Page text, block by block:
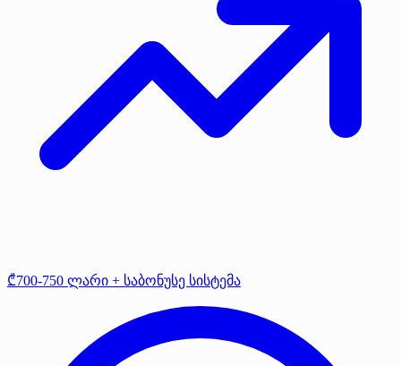
₾700-750 ლარი + საბონუსე სისტემა